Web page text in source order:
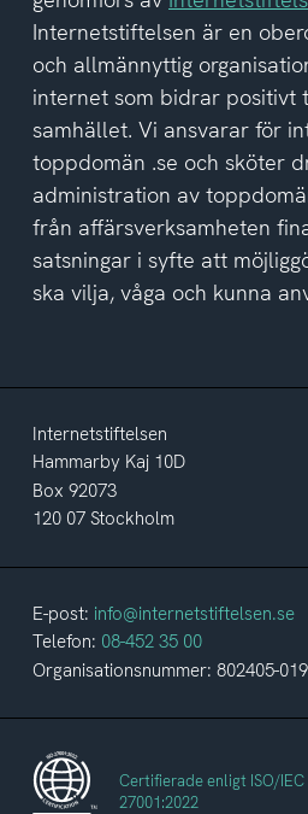
integritetspolicyn
Internetstiftelsen är en
och allmännyttig
internet som bidrar positivt
samhället. Vi ansvarar för
toppdomän .se och sköter
administration av
från affärsverksamheten
satsningar i syfte att
ska vilja, våga och kunna
Internetstiftelsen
Hammarby Kaj 10D
Box 92073
120 07 Stockholm
E-post: info@internetstiftelsen.se
Telefon: 08-452 35 00
Organisationsnummer: 802405-
Certifierade enligt ISO/IEC
27001:2022